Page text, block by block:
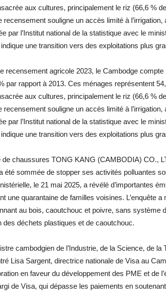
aux cultures, principalement le riz (66,6 %
recensement souligne un accès limité à
par l’Institut national de la statistique avec le
indique une transition vers des exploitations plus
recensement agricole 2023, le Cambodge
par rapport à 2013. Ces ménages représentent
aux cultures, principalement le riz (66,6 %
recensement souligne un accès limité à
par l’Institut national de la statistique avec le
indique une transition vers des exploitations plus
de chaussures TONG KANG (CAMBODIA) CO.,
été sommée de stopper ses activités polluantes
le 21 mai 2025, a révélé d’importantes
une quarantaine de familles voisines. L’enquête
au bois, caoutchouc et poivre, sans système
des déchets plastiques et de caoutchouc.
cambodgien de l’Industrie, de la Science, de la
Lisa Sargent, directrice nationale de Visa au
en faveur du développement des PME et de
de Visa, qui dépasse les paiements en